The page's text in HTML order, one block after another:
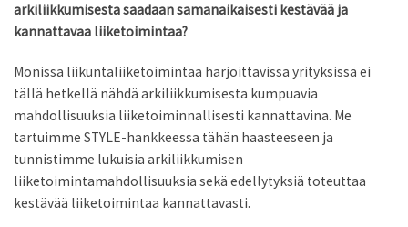
arkiliikkumisesta saadaan samanaikaisesti kestävää ja
kannattavaa liiketoimintaa?
Monissa liikuntaliiketoimintaa harjoittavissa yrityksissä ei
tällä hetkellä nähdä arkiliikkumisesta kumpuavia
mahdollisuuksia liiketoiminnallisesti kannattavina. Me
tartuimme STYLE-hankkeessa tähän haasteeseen ja
tunnistimme lukuisia arkiliikkumisen
liiketoimintamahdollisuuksia sekä edellytyksiä toteuttaa
kestävää liiketoimintaa kannattavasti.